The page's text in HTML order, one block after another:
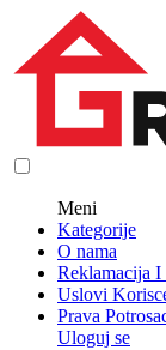
Meni
Kategorije
O nama
Reklamacija I
Uslovi
Prava
Uloguj se